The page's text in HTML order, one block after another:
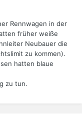
Rennwagen in der
früher weiße
Neubauer die
zu kommen).
hatten blaue
zu tun.